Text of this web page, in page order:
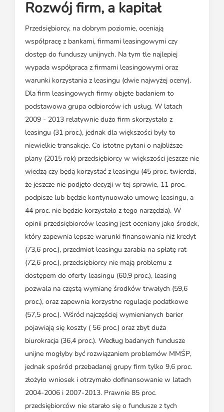
Rozwój firm, a kapitał
Przedsiębiorcy, na dobrym poziomie, oceniają
współpracę z bankami, firmami leasingowymi czy
dostęp do funduszy unijnych. Na tym tle najlepiej
wypada współpraca z firmami leasingowymi oraz
warunki korzystania z leasingu (dwie najwyżej oceny).
Dla firm leasingowych firmy objęte badaniem to
podstawowa grupa odbiorców ich usług. W latach
2009 - 2013 relatywnie dużo firm skorzystało z
leasingu (31 proc.), jednak dla większości były to
niewielkie transakcje. Co istotne pytani o najbliższe
plany (2015 rok) przedsiębiorcy w większości jeszcze nie
wiedzą czy będą korzystać z leasingu (45 proc. twierdzi,
że jeszcze nie podjęto decyzji w tej sprawie, 11 proc.
podpisze lub będzie kontynuowało umowę leasingu, a
44 proc. nie będzie korzystało z tego narzędzia). W
opinii przedsiębiorców leasing jest oceniany jako środek,
który zapewnia lepsze warunki finansowania niż kredyt
(73,6 proc.), przedmiot leasingu zarabia na spłatę rat
(72,6 proc.), przedsiębiorcy nie mają problemu z
dostępem do oferty leasingu (60,9 proc.), leasing
pozwala na częstą wymianę środków trwałych (59,6
proc.), oraz zapewnia korzystne regulacje podatkowe
(57,5 proc.). Wśród najczęściej wymienianych barier
pojawiają się koszty ( 56 proc.) oraz zbyt duża
biurokracja (36,4 proc.). Według badanych fundusze
unijne mogłyby być rozwiązaniem problemów MMŚP,
jednak spośród przebadanej grupy firm tylko 9,6 proc.
złożyło wniosek i otrzymało dofinansowanie w latach
2004-2006 i 2007-2013. Prawnie 85 proc.
przedsiębiorców nie starało się o fundusze z tych